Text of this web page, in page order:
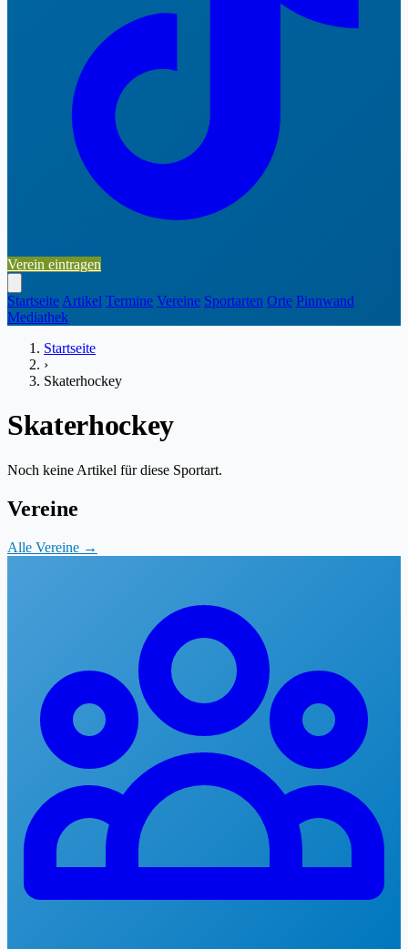
Verein eintragen
Startseite Artikel Termine Vereine Sportarten Orte Pinnwand
Mediathek
Startseite
›
Skaterhockey
Skaterhockey
Noch keine Artikel für diese Sportart.
Vereine
Alle Vereine →